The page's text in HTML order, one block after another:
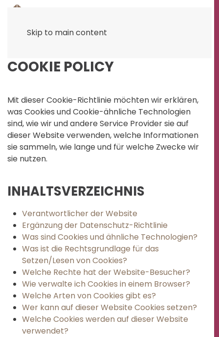
Skip to main content
COOKIE POLICY
Mit dieser Cookie-Richtlinie möchten wir erklären,
was Cookies und Cookie-ähnliche Technologien
sind, wie wir und andere Service Provider sie auf
dieser Website verwenden, welche Informationen
sie sammeln, wie lange und für welche Zwecke wir
sie nutzen.
INHALTSVERZEICHNIS
Verantwortlicher der Website
Ergänzung der Datenschutz-Richtlinie
Was sind Cookies und ähnliche Technologien?
Was ist die Rechtsgrundlage für das
Setzen/Lesen von Cookies?
Welche Rechte hat der Website-Besucher?
Wie verwalte ich Cookies in einem Browser?
Welche Arten von Cookies gibt es?
Wer kann auf dieser Website Cookies setzen?
Welche Cookies werden auf dieser Website
verwendet?